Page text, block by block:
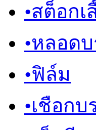
•สต็อกเ
•หลอด
•ฟิล์ม
•เชือก